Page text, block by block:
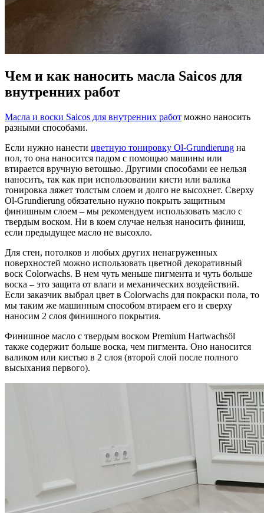
Чем и как наносить масла Saicos для
внутренних работ
Масла и воски Saicos для внутренних работ можно наносить
разными способами.
Если нужно нанести цветную тонировку Ol-Grundierung на
пол, то она наносится падом с помощью машины или
втирается вручную ветошью. Другими способами ее нельзя
наносить, так как при использовании кисти или валика
тонировка ляжет толстым слоем и долго не высохнет. Сверху
Ol-Grundierung обязательно нужно покрыть защитным
финишным слоем – мы рекомендуем использовать масло с
твердым воском. Ни в коем случае нельзя наносить финиш,
если предыдущее масло не высохло.
Для стен, потолков и любых других ненагруженных
поверхностей можно использовать цветной декоративный
воск Colorwachs. В нем чуть меньше пигмента и чуть больше
воска – это защита от влаги и механических воздействий.
Если заказчик выбрал цвет в Colorwachs для покраски пола, то
мы таким же машинным способом втираем его и сверху
наносим 2 слоя финишного покрытия.
Финишное масло с твердым воском Premium Hartwachsöl
также содержит больше воска, чем пигмента. Оно наносится
валиком или кистью в 2 слоя (второй слой после полного
высыхания первого).